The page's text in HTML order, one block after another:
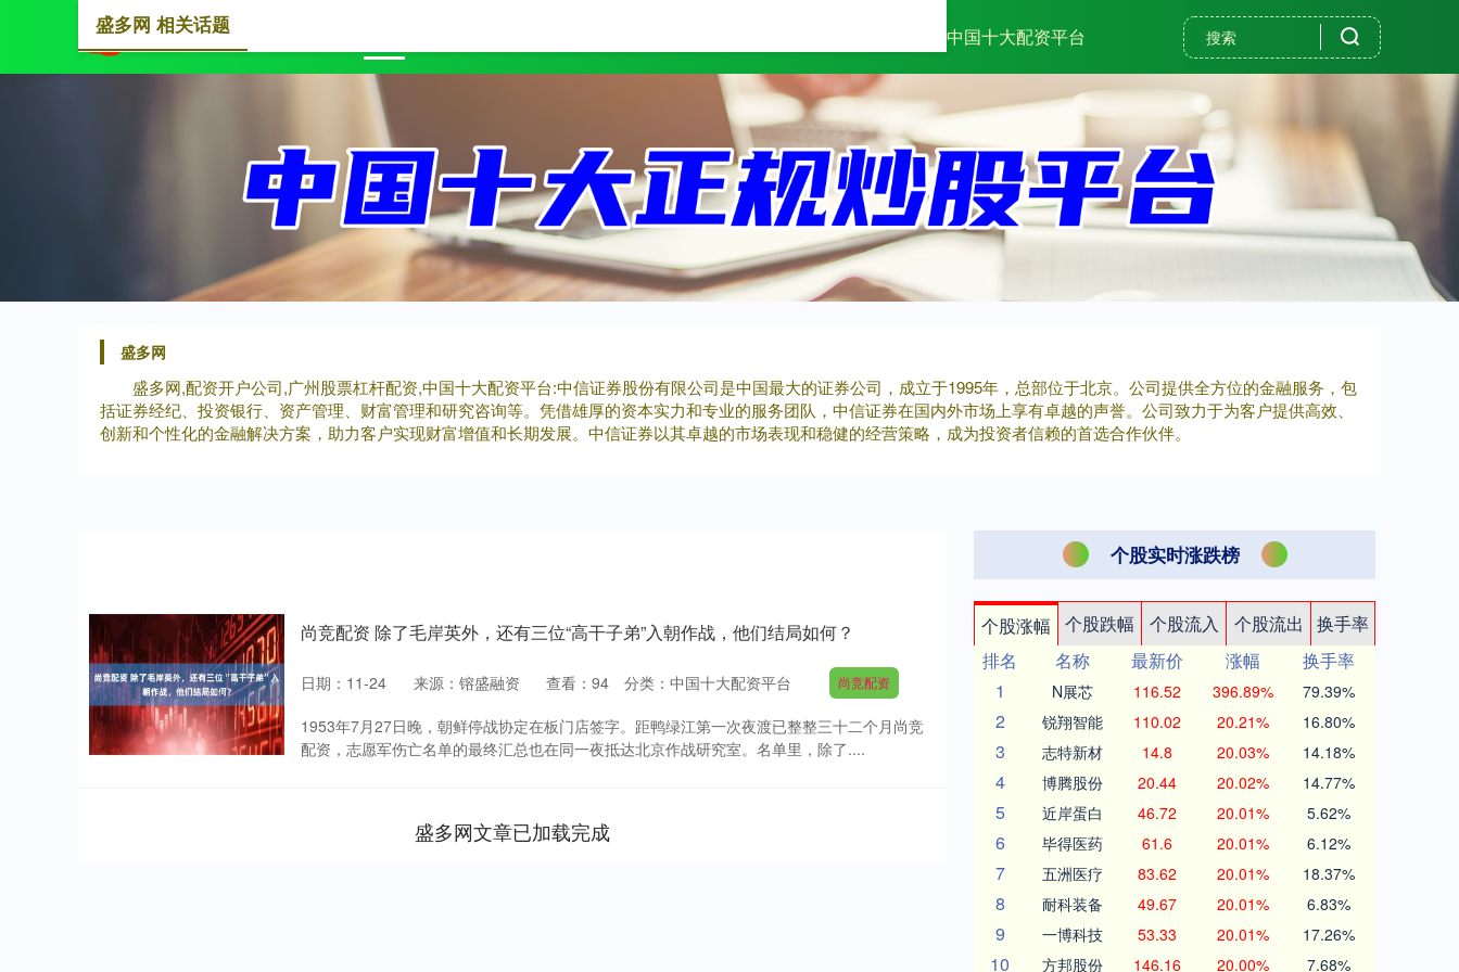
中国十大配资平台
盛多网
盛多网,配资开户公司,广州股票杠杆配资,中国十大配资平台:中信证券股份有限公司是中国最大的证券公司，成立于1995年，总部位于北京。公司提供全方位的金融服务，包
括证券经纪、投资银行、资产管理、财富管理和研究咨询等。凭借雄厚的资本实力和专业的服务团队，中信证券在国内外市场上享有卓越的声誉。公司致力于为客户提供高效、
创新和个性化的金融解决方案，助力客户实现财富增值和长期发展。中信证券以其卓越的市场表现和稳健的经营策略，成为投资者信赖的首选合作伙伴。
盛多网 相关话题
尚竞配资 除了毛岸英外，还有三位“高干子弟”入朝作战，他们结局如何？
日期：11-24 来源：镕盛融资 查看： 94 分类： 中国十大配资平台 尚竞配资
1953年7月27日晚，朝鲜停战协定在板门店签字。距鸭绿江第一次夜渡已整整三十二个月尚竞
配资，志愿军伤亡名单的最终汇总也在同一夜抵达北京作战研究室。名单里，除了....
盛多网文章已加载完成
个股实时涨跌榜
个股涨幅 个股跌幅 个股流入 个股流出
换手率
排名
名称 最新价 涨幅
换手率
1
N展芯 116.52 396.89% 79.39%
2 锐翔智能 110.02 20.21% 16.80%
3 志特新材 14.8 20.03% 14.18%
4 博腾股份 20.44 20.02% 14.77%
5 近岸蛋白 46.72 20.01% 5.62%
6 毕得医药 61.6 20.01% 6.12%
7 五洲医疗 83.62 20.01% 18.37%
8 耐科装备 49.67 20.01% 6.83%
9 一博科技 53.33 20.01% 17.26%
10 方邦股份 146.16 20.00% 7.68%